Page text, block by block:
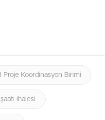
Proje Koordinasyon Birimi
ihalesi